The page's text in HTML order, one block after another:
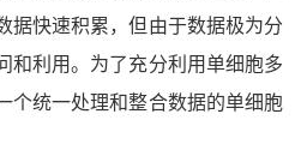
据快速积累，但由于数据极为分
和利用。为了充分利用单细胞多
个统一处理和整合数据的单细胞